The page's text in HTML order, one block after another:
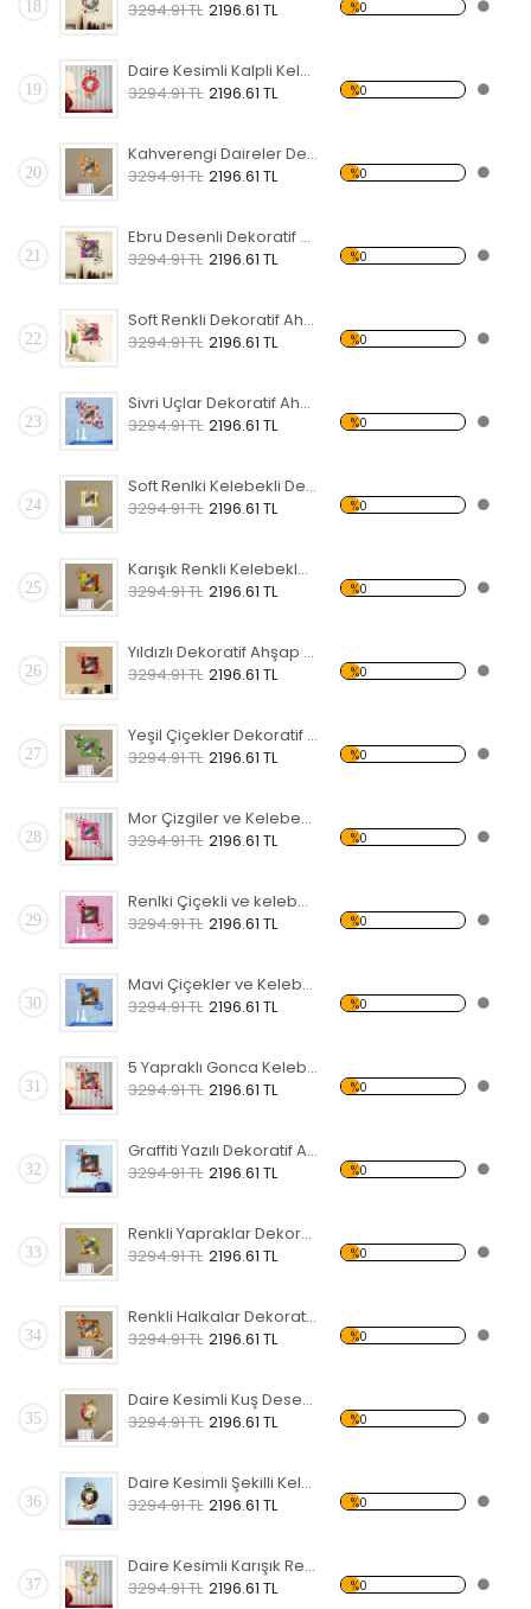
18 3294.91 TL 2196.61 TL %0
19
Daire Kesimli Kalpli Kelebekli Dekoratif Ahşap Çerçeveli Ayna
3294.91 TL 2196.61 TL %0
20
Kahverengi Daireler Dekoratif Ahşap Çerçeveli Ayna
3294.91 TL 2196.61 TL %0
21
Ebru Desenli Dekoratif Ahşap Çerçeveli Ayna
3294.91 TL 2196.61 TL %0
22
Soft Renkli Dekoratif Ahşap Çerçeveli Ayna
3294.91 TL 2196.61 TL %0
23
Sivri Uçlar Dekoratif Ahşap Çerçeveli Ayna
3294.91 TL 2196.61 TL %0
24
Soft Renlki Kelebekli Dekoratif Ahşap Çerçeveli Ayna
3294.91 TL 2196.61 TL %0
25
Karışık Renkli Kelebekler ve Çiçekler Dekoratif Ahşap Çerçeveli Ayna
3294.91 TL 2196.61 TL %0
26
Yıldızlı Dekoratif Ahşap Çerçeveli Ayna
3294.91 TL 2196.61 TL %0
27
Yeşil Çiçekler Dekoratif Ahşap Çerçeveli Ayna
3294.91 TL 2196.61 TL %0
28
Mor Çizgiler ve Kelebekler Dekoratif Ahşap Çerçeveli Ayna
3294.91 TL 2196.61 TL %0
29
Renlki Çiçekli ve kelebekli Dekoratif Ahşap Çerçeveli Ayna
3294.91 TL 2196.61 TL %0
30
Mavi Çiçekler ve Kelebekler Dekoratif Ahşap Çerçeveli Ayna
3294.91 TL 2196.61 TL %0
31
5 Yapraklı Gonca Kelebekli Dekoratif Ahşap Çerçeveli Ayna
3294.91 TL 2196.61 TL %0
32
Graffiti Yazılı Dekoratif Ahşap Çerçeveli Ayna
3294.91 TL 2196.61 TL %0
33
Renkli Yapraklar Dekoratif Ahşap Çerçeveli Ayna
3294.91 TL 2196.61 TL %0
34
Renkli Halkalar Dekoratif Ahşap Çerçeveli Ayna
3294.91 TL 2196.61 TL %0
35
Daire Kesimli Kuş Desenli ve Kelebekli Dekoratif Ahşap Çerçeveli Ayna
3294.91 TL 2196.61 TL %0
36
Daire Kesimli Şekilli Kelebekli Dekoratif Ahşap Çerçeveli Ayna
3294.91 TL 2196.61 TL %0
37
Daire Kesimli Karışık Renkler ve Kelebekli Dekoratif Ahşap Çerçeveli Ayna
3294.91 TL 2196.61 TL %0